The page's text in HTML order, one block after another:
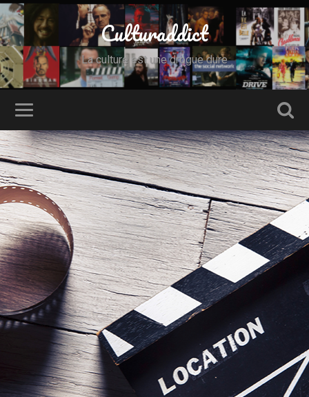
Culturaddict
La culture est une drogue dure